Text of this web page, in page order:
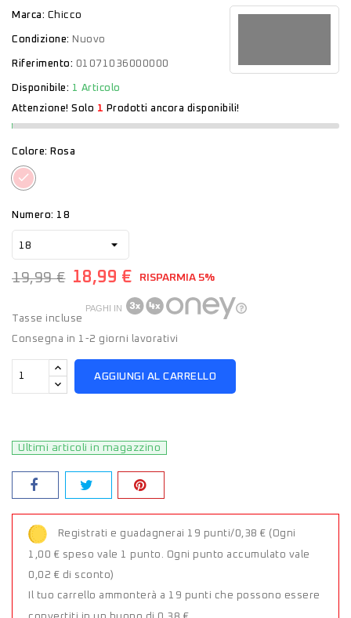
Marca: Chicco
Condizione: Nuovo
Riferimento: 01071036000000
Disponibile: 1 Articolo
Attenzione! Solo 1 Prodotti ancora disponibili!
Colore: Rosa
Rosa
Numero: 18
19,99 € 18,99 € RISPARMIA 5%
Tasse incluse
PAGHI IN
Consegna in 1-2 giorni lavorativi
AGGIUNGI AL CARRELLO
Ultimi articoli in magazzino
Registrati e guadagnerai 19 punti/0,38 € (Ogni
1,00 € speso vale 1 punto. Ogni punto accumulato vale
0,02 € di sconto)
Il tuo carrello ammonterà a 19 punti che possono essere